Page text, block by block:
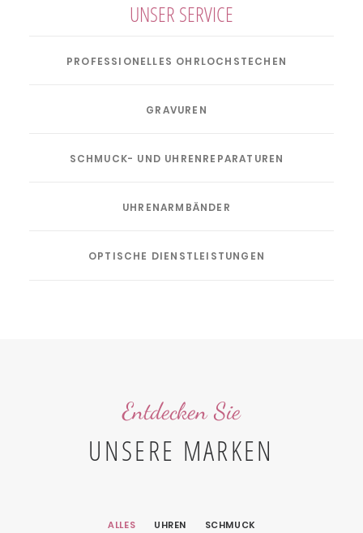
UNSER SERVICE
PROFESSIONELLES OHRLOCHSTECHEN
GRAVUREN
SCHMUCK- UND UHRENREPARATUREN
UHRENARMBÄNDER
OPTISCHE DIENSTLEISTUNGEN
Entdecken Sie
UNSERE MARKEN
ALLES UHREN SCHMUCK